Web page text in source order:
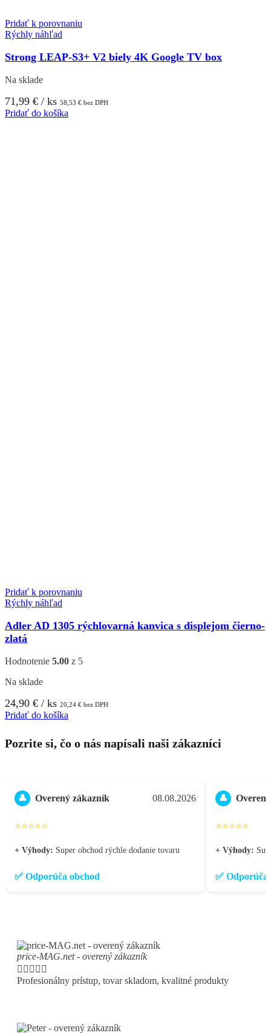
Pridať k porovnaniu
Rýchly náhľad
Strong LEAP-S3+ V2 biely 4K Google TV box
Na sklade
71,99 € / ks 58,53 € bez DPH
Pridať do košíka
Pridať k porovnaniu
Rýchly náhľad
Adler AD 1305 rýchlovarná kanvica s displejom čierno-
zlatá
Hodnotenie 5.00 z 5
Na sklade
24,90 € / ks 20,24 € bez DPH
Pridať do košíka
Pozrite si, čo o nás napísali naši zákazníci
👤 Overený zákazník 08.08.2026
⭐⭐⭐⭐⭐
+ Výhody: Super obchod rýchle dodanie tovaru
✅ Odporúča obchod
👤
⭐⭐⭐⭐⭐
+ Výhody:
✅ Odporúča
price-MAG.net - overený zákazník
    
Profesionálny prístup, tovar skladom, kvalitné produkty